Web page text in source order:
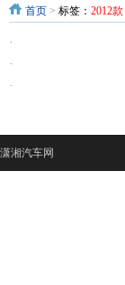
首页 > 标签： 2012款
·
·
·
潇湘汽车网